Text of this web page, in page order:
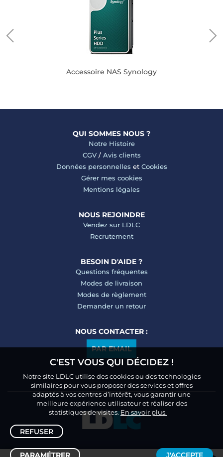
Accessoire NAS Synology
QUI SOMMES NOUS ?
Notre Histoire
CGV/ Avis clients
Données personnelles et Cookies
Gérer mes cookies
Mentions légales
NOUS REJOINDRE
Vendez sur LDLC
Recrutement
BESOIN D'AIDE ?
Questions fréquentes
Modes de livraison
Modes de règlement
Demander un retour
NOUS CONTACTER :
PAR EMAIL
C'EST VOUS QUI DÉCIDEZ !
Notre site LDLC utilise des cookies ou des technologies
similaires pour vous proposer des services et offres
adaptés à vos centres d’intérêt, vous garantir une
meilleure expérience utilisateur et réaliser des
statistiques de visites.En savoir plus.
REFUSER
PARAMÉTRER J'ACCEPTE